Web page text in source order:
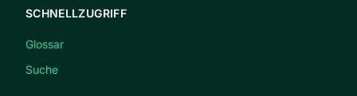
SCHNELLZUGRIFF
Glossar
Suche